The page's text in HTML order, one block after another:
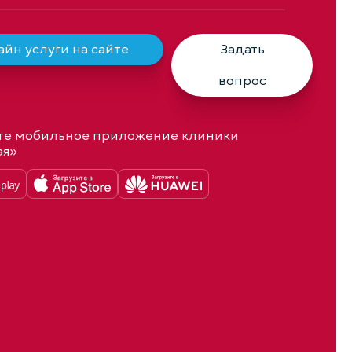
услуги на сайте
Задать
вопрос
мобильное приложение клиники